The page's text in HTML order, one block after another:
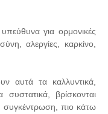
για ορμονικές
αλεργίες, καρκίνο,
αυτά τα καλλυντικά,
συστατικά, βρίσκονται
πιο κάτω